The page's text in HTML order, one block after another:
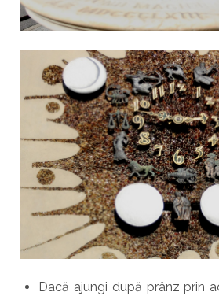
Dacă ajungi după prânz prin